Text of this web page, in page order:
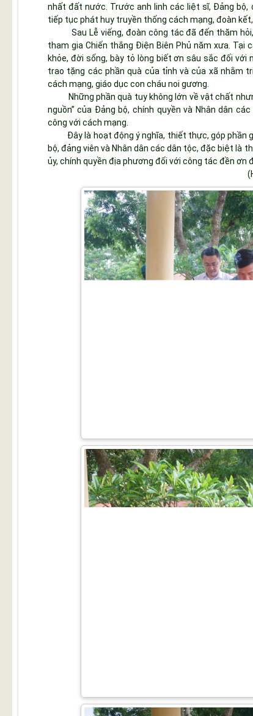
nhất đất nước. Trước anh linh các liệt sĩ, Đảng bộ,
tiếp tục phát huy truyền thống cách mạng, đoàn
Sau Lễ viếng, đoàn công tác đã đến thăm
tham gia Chiến thắng Điện Biên Phủ năm xưa. Tại
khỏe, đời sống, bày tỏ lòng biết ơn sâu sắc đối
trao tặng các phần quà của tỉnh và của xã nhằm
cách mạng, giáo dục con cháu noi gương.
Những phần quà tuy không lớn về vật chất
nguồn” của Đảng bộ, chính quyền và Nhân dân
công với cách mạng.
Đây là hoạt động ý nghĩa, thiết thực, góp phần
bộ, đảng viên và Nhân dân các dân tộc, đặc biệt là
ủy, chính quyền địa phương đối với công tác đền ơn